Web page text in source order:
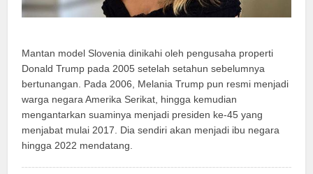
Mantan model Slovenia dinikahi oleh pengusaha properti
Donald Trump pada 2005 setelah setahun sebelumnya
bertunangan. Pada 2006, Melania Trump pun resmi menjadi
warga negara Amerika Serikat, hingga kemudian
mengantarkan suaminya menjadi presiden ke-45 yang
menjabat mulai 2017. Dia sendiri akan menjadi ibu negara
hingga 2022 mendatang.